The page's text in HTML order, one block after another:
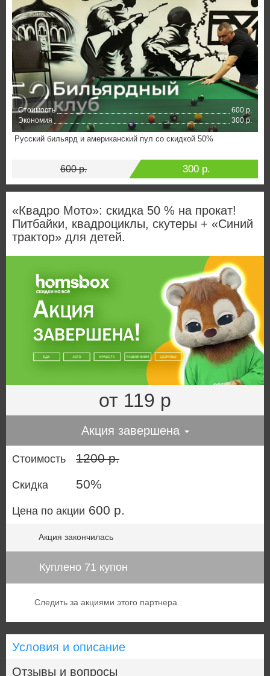
Стоимость
600 р.
Экономия
300 р.
Русский бильярд и американский пул со скидкой 50%
600 р. 300 р.
«Квадро Мото»: скидка 50 % на прокат!
Питбайки, квадроциклы, скутеры + «Синий
трактор» для детей.
от 119 р
Акция завершена
Стоимость 1200 р.
Скидка 50%
Цена по акции 600 р.
Акция закончилась
Куплено 71 купон
Следить за акциями этого партнера
Условия и описание
Отзывы и вопросы